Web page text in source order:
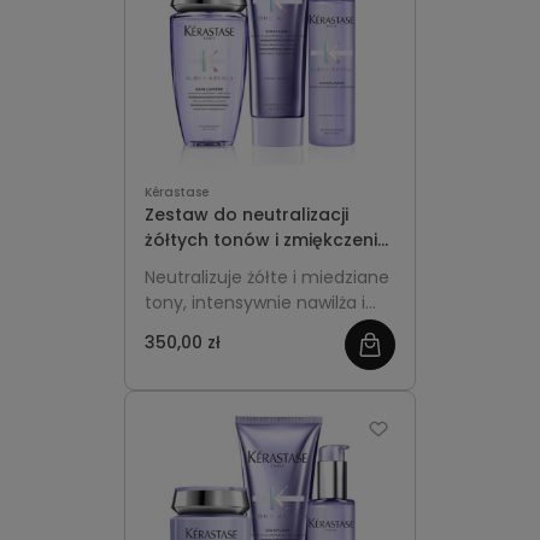
Kérastase
Zestaw do neutralizacji
żółtych tonów i zmiękczenia
siwych włosów - Kérastase
Blond Absolu
Neutralizuje żółte i miedziane
tony, intensywnie nawilża i
wygładza włosy, pomagając
utrzymać chłodny odcień
350,00 zł
zobacz
więcej